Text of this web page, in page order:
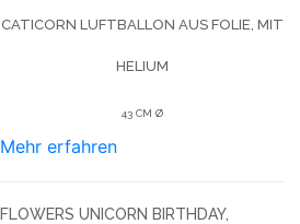
CATICORN LUFTBALLON AUS FOLIE, MIT
HELIUM
43 CM Ø
Mehr erfahren
FLOWERS UNICORN BIRTHDAY,